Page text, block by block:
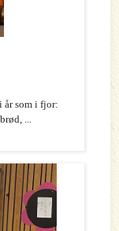
år som i fjor:
...